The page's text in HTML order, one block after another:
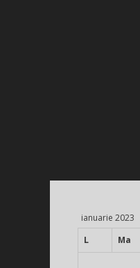
ianuarie 2023
L
Ma